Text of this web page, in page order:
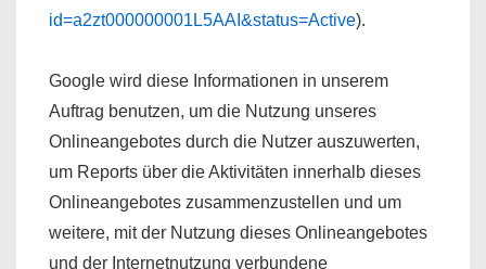
id=a2zt000000001L5AAI&status=Active).
Google wird diese Informationen in unserem
Auftrag benutzen, um die Nutzung unseres
Onlineangebotes durch die Nutzer auszuwerten,
um Reports über die Aktivitäten innerhalb dieses
Onlineangebotes zusammenzustellen und um
weitere, mit der Nutzung dieses Onlineangebotes
und der Internetnutzung verbundene